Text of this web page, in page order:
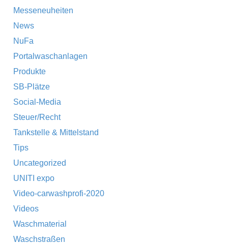
Messeneuheiten
News
NuFa
Portalwaschanlagen
Produkte
SB-Plätze
Social-Media
Steuer/Recht
Tankstelle & Mittelstand
Tips
Uncategorized
UNITI expo
Video-carwashprofi-2020
Videos
Waschmaterial
Waschstraßen